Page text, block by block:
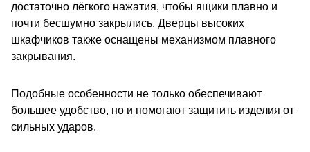
достаточно лёгкого нажатия, чтобы ящики плавно и
почти бесшумно закрылись. Дверцы высоких
шкафчиков также оснащены механизмом плавного
закрывания.
Подобные особенности не только обеспечивают
большее удобство, но и помогают защитить изделия от
сильных ударов.